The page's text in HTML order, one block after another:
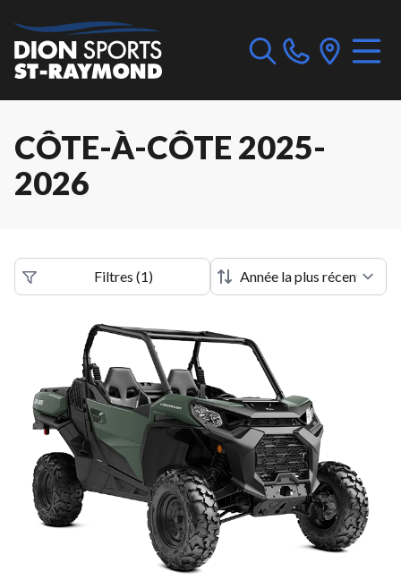
CÔTE-À-CÔTE 2025-
2026
Filtres (1)